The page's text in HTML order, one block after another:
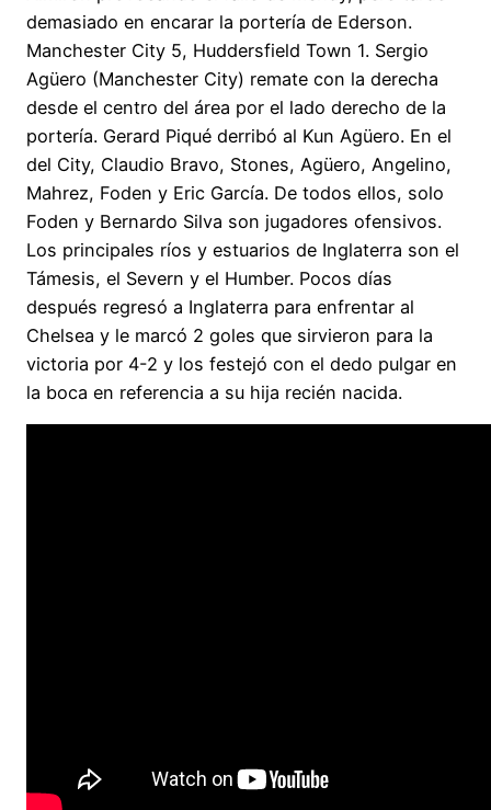
demasiado en encarar la portería de Ederson.
Manchester City 5, Huddersfield Town 1. Sergio
Agüero (Manchester City) remate con la derecha
desde el centro del área por el lado derecho de la
portería. Gerard Piqué derribó al Kun Agüero. En el
del City, Claudio Bravo, Stones, Agüero, Angelino,
Mahrez, Foden y Eric García. De todos ellos, solo
Foden y Bernardo Silva son jugadores ofensivos.
Los principales ríos y estuarios de Inglaterra son el
Támesis, el Severn y el Humber. Pocos días
después regresó a Inglaterra para enfrentar al
Chelsea y le marcó 2 goles que sirvieron para la
victoria por 4-2 y los festejó con el dedo pulgar en
la boca en referencia a su hija recién nacida.